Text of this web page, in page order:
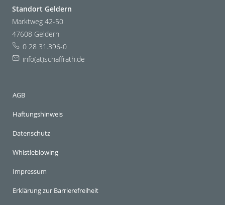
Standort Geldern
Marktweg 42-50
47608 Geldern
0 28 31.396-0
info(at)schaffrath.de
AGB
Haftungshinweis
Datenschutz
Whistleblowing
Impressum
Erklärung zur Barrierefreiheit